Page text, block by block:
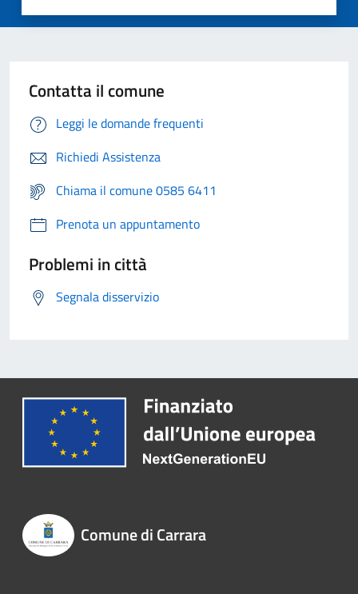
Contatta il comune
Leggi le domande frequenti
Richiedi Assistenza
Chiama il comune 0585 6411
Prenota un appuntamento
Problemi in città
Segnala disservizio
Comune di Carrara